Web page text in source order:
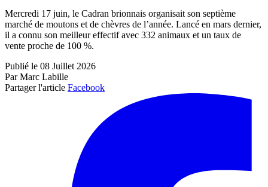
Mercredi 17 juin, le Cadran brionnais organisait son septième
marché de moutons et de chèvres de l’année. Lancé en mars dernier,
il a connu son meilleur effectif avec 332 animaux et un taux de
vente proche de 100 %.
Publié le 08 Juillet 2026
Par Marc Labille
Partager l'article Facebook